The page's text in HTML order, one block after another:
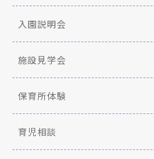
入園説明会
施設見学会
保育所体験
育児相談